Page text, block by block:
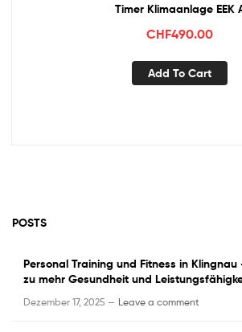
Timer Klimaanlage EEK
CHF490.00
Add To Cart
POSTS
Personal Training und Fitness in
zu mehr Gesundheit und
Dezember 17, 2025 — Leave a comment